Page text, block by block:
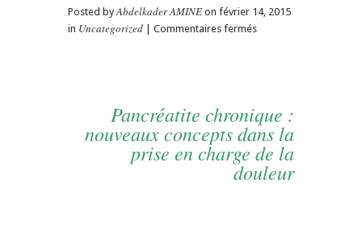
Posted byAbdelkader AMINEon février 14, 2015
in Uncategorized | Commentaires ferméssur
la
prise
en
charge
Pancréatite chronique :
nouveaux concepts dans la
prise en charge de la
douleur